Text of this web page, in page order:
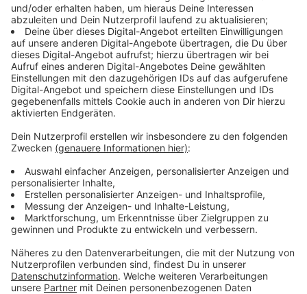
Mit dem deshalb geplantenBadeverbotsteht unsere
Stadt aktuell besonders im Fokus: Neben Neuss prüft
jetzt auch Köln, ob ein solches Verbot dort sinnvoll
wäre, Duisburg und Krefeld unterstützen die Idee und
wollen die Bevölkerung weiter sensibilisieren.
Anzeige
Bonn setzt auf Aufklärung
Anzeige
In Bonn setzt man dagegen auf Aufklärung statt auf
ein Verbot. Die DLRG warnt: Die Gefahr beim Baden in
Flüssen sei nicht zu unterschätzen, heißt es: Es